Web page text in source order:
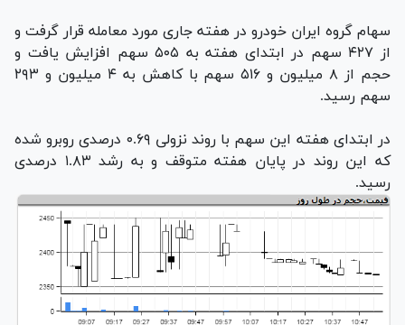
سهام گروه ایران خودرو در هفته جاری مورد معامله قرار گرفت و
از ۴۲۷ سهم در ابتدای هفته به ۵۰۵ سهم افزایش یافت و
حجم از ۸ میلیون و ۵۱۶ سهم با کاهش به ۴ میلیون و ۲۹۳
سهم رسید.
در ابتدای هفته این سهم با روند نزولی ۰.۶۹ درصدی روبرو شده
که این روند در پایان هفته متوقف و به رشد ۱.۸۳ درصدی
رسید.